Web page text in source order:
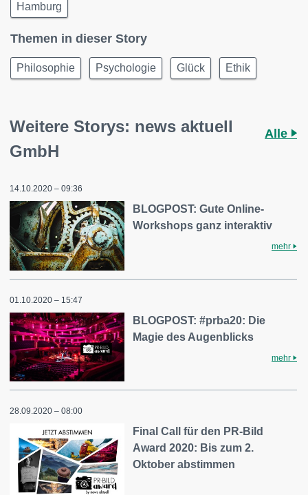
Hamburg
Themen in dieser Story
Philosophie Psychologie Glück Ethik
Weitere Storys: news aktuell
GmbH
Alle
14.10.2020 – 09:36
BLOGPOST: Gute Online-
Workshops ganz interaktiv
mehr
01.10.2020 – 15:47
BLOGPOST: #prba20: Die
Magie des Augenblicks
mehr
28.09.2020 – 08:00
Final Call für den PR-Bild
Award 2020: Bis zum 2.
Oktober abstimmen